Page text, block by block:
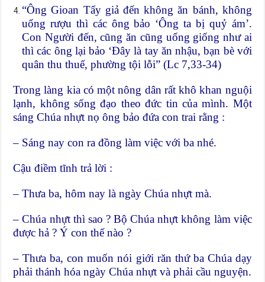
“Ông Gioan Tẩy giả đến không ăn bánh, không
uống rượu thì các ông bảo ‘Ông ta bị quỷ ám’.
Con Người đến, cũng ăn cũng uống giống như ai
thì các ông lại bảo ‘Đây là tay ăn nhậu, bạn bè với
quân thu thuế, phường tội lỗi” (Lc 7,33-34)
Trong làng kia có một nông dân rất khô khan nguội
lạnh, không sống đạo theo đức tin của mình. Một
sáng Chúa nhựt nọ ông bảo đứa con trai rằng :
– Sáng nay con ra đồng làm việc với ba nhé.
Cậu điềm tĩnh trả lời :
– Thưa ba, hôm nay là ngày Chúa nhựt mà.
– Chúa nhựt thì sao ? Bộ Chúa nhựt không làm việc
được hả ? Ý con thế nào ?
– Thưa ba, con muốn nói giới răn thứ ba Chúa dạy
phải thánh hóa ngày Chúa nhựt và phải cầu nguyện.